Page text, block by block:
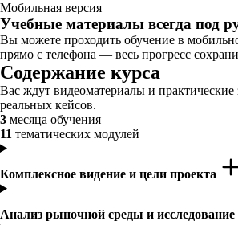
Мобильная версия
Учебные материалы всегда под
Вы можете проходить обучение в
прямо с телефона — весь прогресс
Содержание курса
Вас ждут видеоматериалы и практические
реальных кейсов.
3 месяца обучения
11 тематических модулей
Комплексное видение и цели проекта
Анализ рыночной среды и исследование